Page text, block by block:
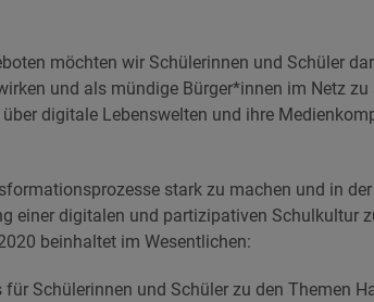
möchten wir Schülerinnen und Schüler
und als mündige Bürger*innen im Netz
digitale Lebenswelten und ihre
stark zu machen und in
einer digitalen und partizipativen Schulkultur
beinhaltet im Wesentlichen:
Schülerinnen und Schüler zu den Themen